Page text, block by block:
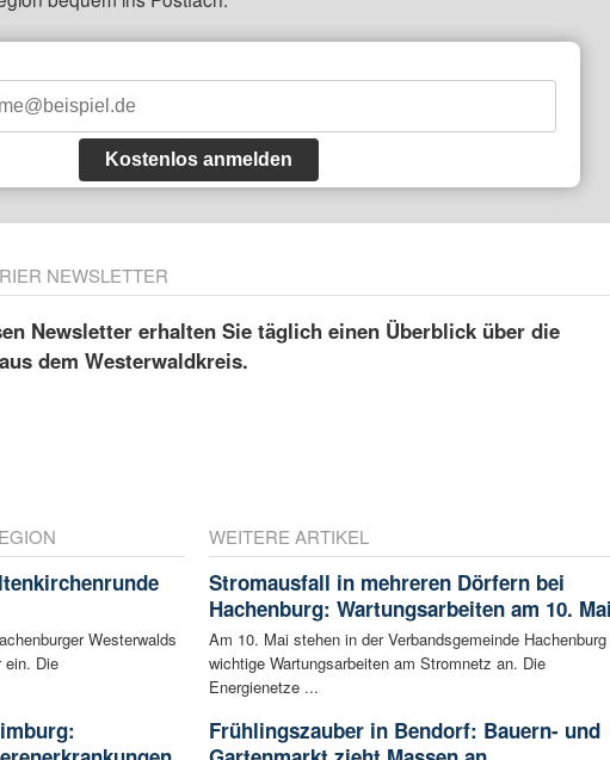
Kostenlos anmelden
NEWSLETTER
Newsletter erhalten Sie täglich einen Überblick über die
dem Westerwaldkreis.
Westerwalds
ein. Die
WEITERE ARTIKEL
Stromausfall in mehreren Dörfern bei
Hachenburg: Wartungsarbeiten am 10.
Am 10. Mai stehen in der Verbandsgemeinde Hachenburg
wichtige Wartungsarbeiten am Stromnetz an. Die
Energienetze ...
Frühlingszauber in Bendorf: Bauern- und